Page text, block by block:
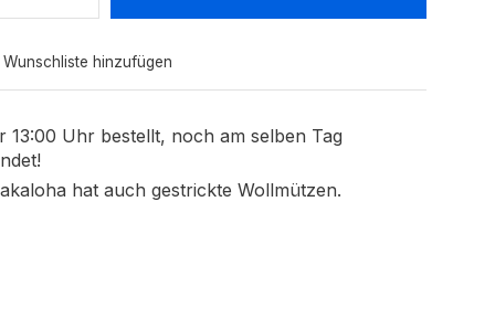
hinzufügen
13:00 Uhr bestellt, noch am selben Tag
hat auch gestrickte Wollmützen.